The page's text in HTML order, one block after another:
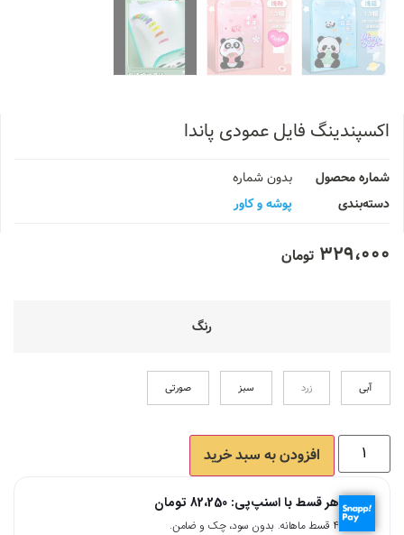
اکسپندینگ فایل عمودی پاندا
شماره محصول
بدون شماره
دسته‌بندی
پوشه و کاور
329،000 تومان
رنگ
آبی زرد سبز صورتی
افزودن به سبد خرید
هر قسط با اسنپ‌پی: 82،250 تومان
۴ قسط ماهانه. بدون سود، چک و ضامن.